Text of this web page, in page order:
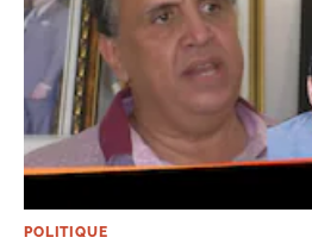
POLITIQUE